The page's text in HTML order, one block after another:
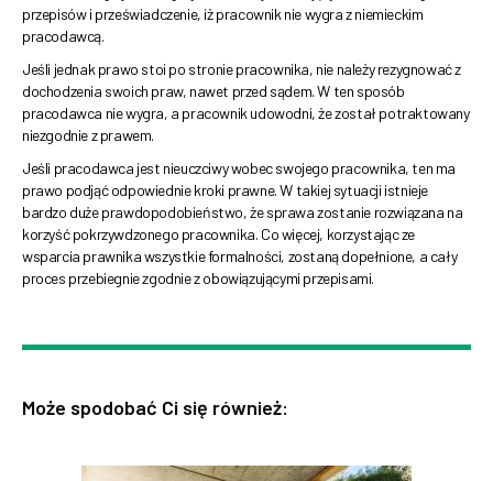
przepisów i przeświadczenie, iż pracownik nie wygra z niemieckim
pracodawcą.
Jeśli jednak prawo stoi po stronie pracownika, nie należy rezygnować z
dochodzenia swoich praw, nawet przed sądem. W ten sposób
pracodawca nie wygra, a pracownik udowodni, że został potraktowany
niezgodnie z prawem.
Jeśli pracodawca jest nieuczciwy wobec swojego pracownika, ten ma
prawo podjąć odpowiednie kroki prawne. W takiej sytuacji istnieje
bardzo duże prawdopodobieństwo, że sprawa zostanie rozwiązana na
korzyść pokrzywdzonego pracownika. Co więcej, korzystając ze
wsparcia prawnika wszystkie formalności, zostaną dopełnione, a cały
proces przebiegnie zgodnie z obowiązującymi przepisami.
Może spodobać Ci się również: